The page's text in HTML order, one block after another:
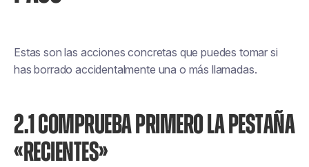
Estas son las acciones concretas que puedes tomar si
has borrado accidentalmente una o más llamadas.
2.1 COMPRUEBA PRIMERO LA PESTAÑA
«RECIENTES»